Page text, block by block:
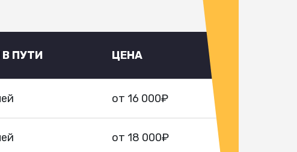
В ПУТИ ЦЕНА
от 16 000₽
от 18 000₽